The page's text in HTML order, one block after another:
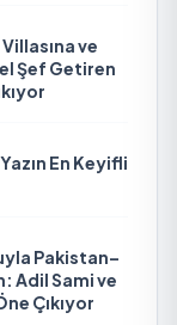
ve
Şef Getiren
En Keyifli
Pakistan–
Adil Sami ve
Çıkıyor